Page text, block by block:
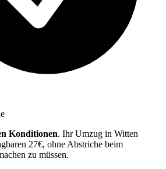
Konditionen. Ihr Umzug in Witten
27€, ohne Abstriche beim
zu müssen.